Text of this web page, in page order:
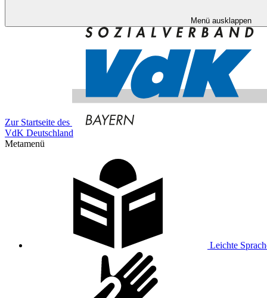
Menü ausklappen
Zur Startseite des
VdK Deutschland
Metamenü
Leichte